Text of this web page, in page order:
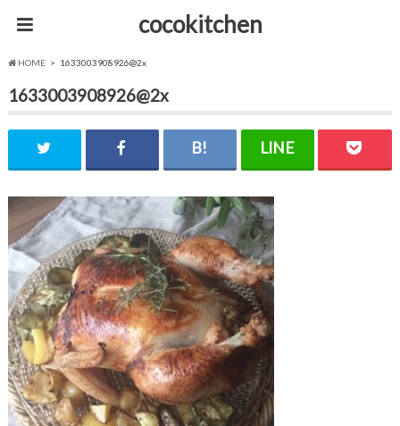
cocokitchen
HOME 1633003908926@2x
1633003908926@2x